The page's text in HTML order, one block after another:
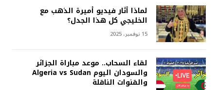
لماذا أثار فيديو أميرة الذهب مع
الخليجي كل هذا الجدل؟
15 نوفمبر، 2025
لقاء السحاب.. موعد مباراة الجزائر
والسودان اليوم Algeria vs Sudan
والقنوات الناقلة